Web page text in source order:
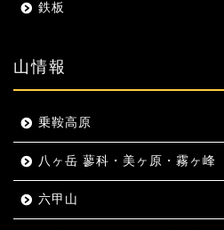
鉄板
山情報
乗鞍高原
八ヶ岳 蓼科・美ヶ原・霧ヶ峰
六甲山